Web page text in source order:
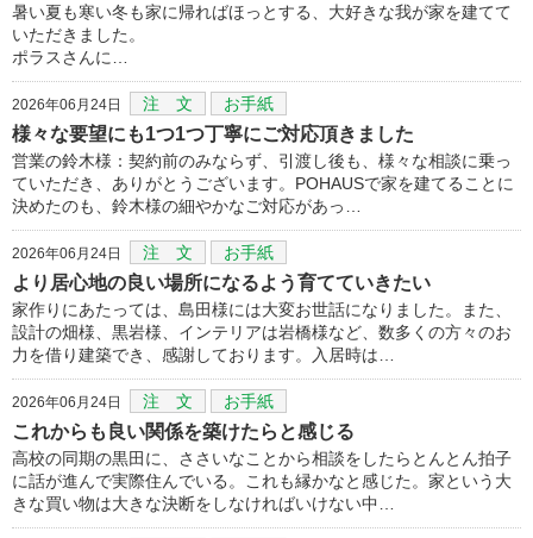
暑い夏も寒い冬も家に帰ればほっとする、大好きな我が家を建てて
いただきました。
ポラスさんに…
2026年06月24日 注 文 お手紙
様々な要望にも1つ1つ丁寧にご対応頂きました
営業の鈴木様：契約前のみならず、引渡し後も、様々な相談に乗っ
ていただき、ありがとうございます。POHAUSで家を建てることに
決めたのも、鈴木様の細やかなご対応があっ…
2026年06月24日 注 文 お手紙
より居心地の良い場所になるよう育てていきたい
家作りにあたっては、島田様には大変お世話になりました。また、
設計の畑様、黒岩様、インテリアは岩橋様など、数多くの方々のお
力を借り建築でき、感謝しております。入居時は…
2026年06月24日 注 文 お手紙
これからも良い関係を築けたらと感じる
高校の同期の黒田に、ささいなことから相談をしたらとんとん拍子
に話が進んで実際住んでいる。これも縁かなと感じた。家という大
きな買い物は大きな決断をしなければいけない中…